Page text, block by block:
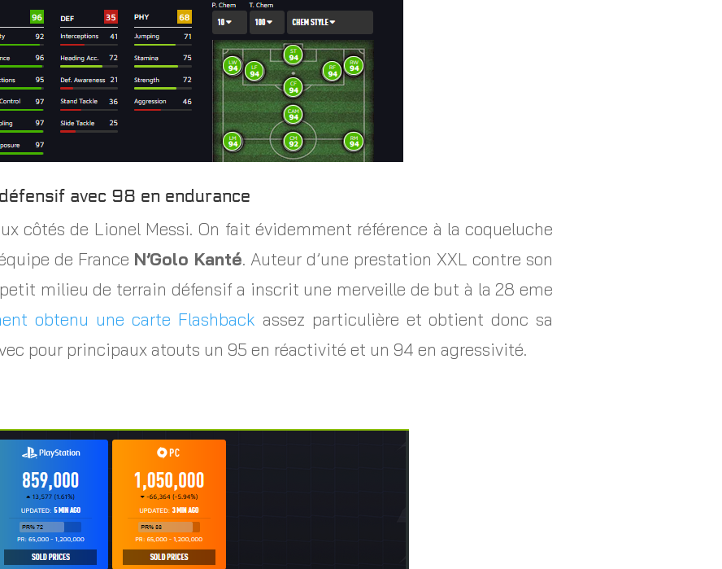
avec 98 en endurance
côtés de Lionel Messi. On fait évidemment référence à la coqueluche
de France N’Golo Kanté. Auteur d’une prestation XXL contre son
milieu de terrain défensif a inscrit une merveille de but à la 28 eme
obtenu une carte Flashback assez particulière et obtient donc sa
pour principaux atouts un 95 en réactivité et un 94 en agressivité.